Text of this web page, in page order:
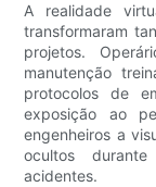
A realidade
transformaram
projetos.
manutenção
protocolos de
exposição ao
engenheiros a
ocultos
acidentes.